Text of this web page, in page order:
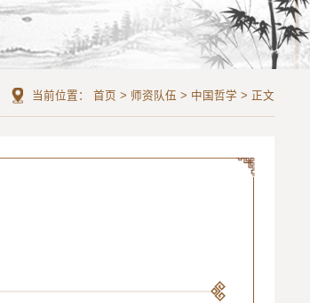
当前位置： 首页 > 师资队伍 > 中国哲学 > 正文